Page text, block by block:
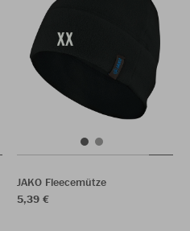
JAKO Fleecemütze
5,39 €